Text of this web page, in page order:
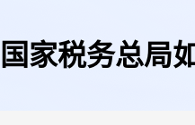
国家税务总局